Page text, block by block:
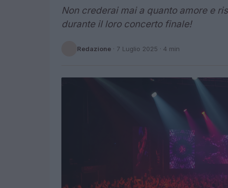
Non crederai mai a quanto amore e
durante il loro concerto finale!
Redazione · 7 Luglio 2025 · 4 min